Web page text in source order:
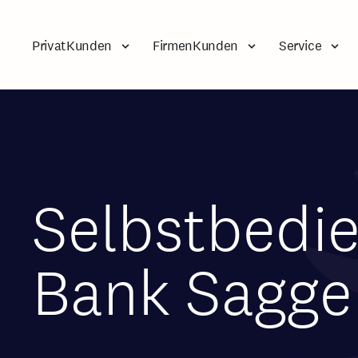
PrivatKunden FirmenKunden Service
Bank